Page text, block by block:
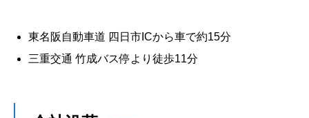
東名阪自動車道 四日市ICから車で約15分
三重交通 竹成バス停より徒歩11分